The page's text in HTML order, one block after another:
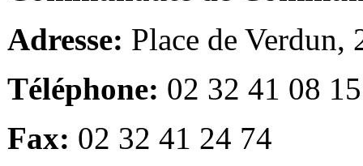
Adresse: Place de Verdun,
Téléphone: 02 32 41 08 15
Fax: 02 32 41 24 74